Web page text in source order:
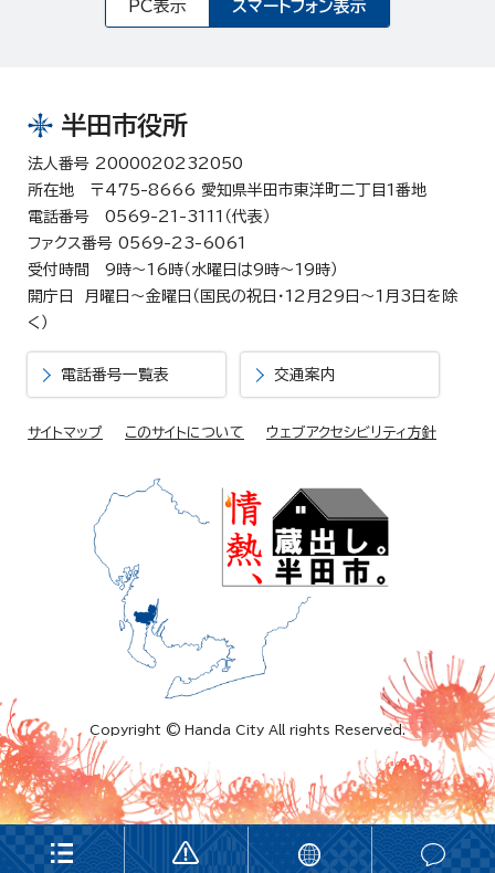
PC表示 スマートフォン表示
半田市役所
法人番号 2000020232050
所在地 〒475-8666 愛知県半田市東洋町二丁目1番地
電話番号 0569-21-3111（代表）
ファクス番号 0569-23-6061
受付時間 9時～16時（水曜日は9時～19時）
開庁日 月曜日～金曜日（国民の祝日・12月29日～1月3日を除
く）
電話番号一覧表 交通案内
サイトマップ このサイトについて ウェブアクセシビリティ方針
Copyright © Handa City All rights Reserved.